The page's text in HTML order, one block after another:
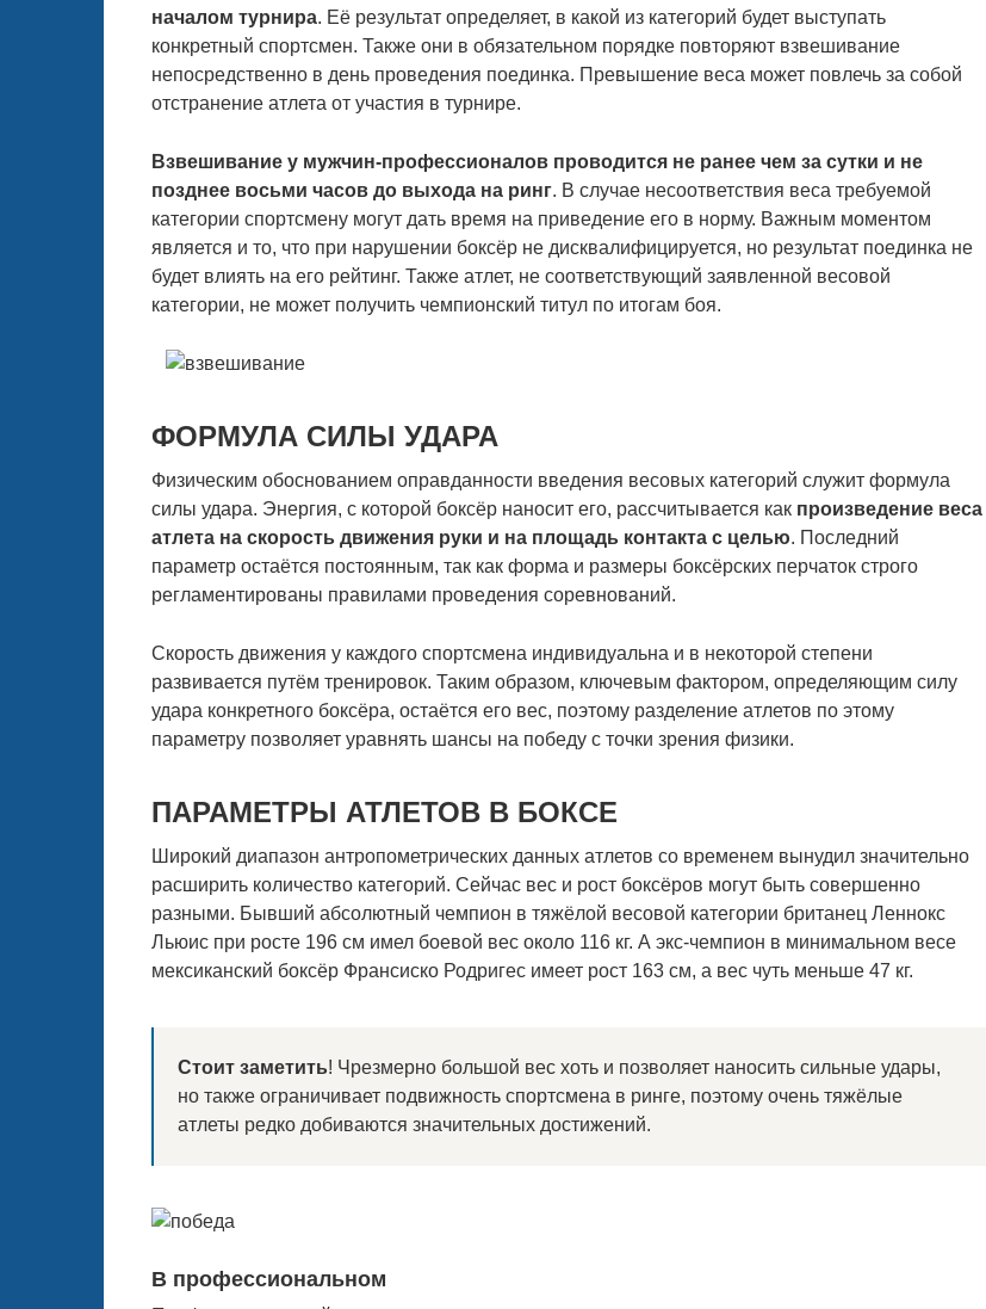
началом турнира. Её результат определяет, в какой из категорий будет выступать
конкретный спортсмен. Также они в обязательном порядке повторяют взвешивание
непосредственно в день проведения поединка. Превышение веса может повлечь за собой
отстранение атлета от участия в турнире.
Взвешивание у мужчин-профессионалов проводится не ранее чем за сутки и не
позднее восьми часов до выхода на ринг. В случае несоответствия веса требуемой
категории спортсмену могут дать время на приведение его в норму. Важным моментом
является и то, что при нарушении боксёр не дисквалифицируется, но результат поединка не
будет влиять на его рейтинг. Также атлет, не соответствующий заявленной весовой
категории, не может получить чемпионский титул по итогам боя.
ФОРМУЛА СИЛЫ УДАРА
Физическим обоснованием оправданности введения весовых категорий служит формула
силы удара. Энергия, с которой боксёр наносит его, рассчитывается как произведение веса
атлета на скорость движения руки и на площадь контакта с целью. Последний
параметр остаётся постоянным, так как форма и размеры боксёрских перчаток строго
регламентированы правилами проведения соревнований.
Скорость движения у каждого спортсмена индивидуальна и в некоторой степени
развивается путём тренировок. Таким образом, ключевым фактором, определяющим силу
удара конкретного боксёра, остаётся его вес, поэтому разделение атлетов по этому
параметру позволяет уравнять шансы на победу с точки зрения физики.
ПАРАМЕТРЫ АТЛЕТОВ В БОКСЕ
Широкий диапазон антропометрических данных атлетов со временем вынудил значительно
расширить количество категорий. Сейчас вес и рост боксёров могут быть совершенно
разными. Бывший абсолютный чемпион в тяжёлой весовой категории британец Леннокс
Льюис при росте 196 см имел боевой вес около 116 кг. А экс-чемпион в минимальном весе
мексиканский боксёр Франсиско Родригес имеет рост 163 см, а вес чуть меньше 47 кг.
Стоит заметить! Чрезмерно большой вес хоть и позволяет наносить сильные удары,
но также ограничивает подвижность спортсмена в ринге, поэтому очень тяжёлые
атлеты редко добиваются значительных достижений.
В профессиональном